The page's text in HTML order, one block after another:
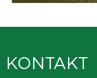
KONTAKT